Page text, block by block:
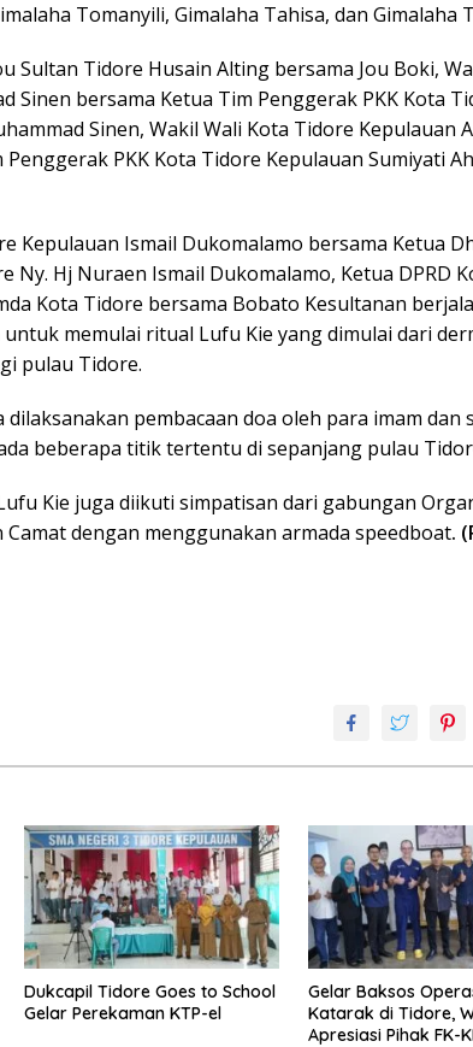
Tomanyili, Gimalaha Tahisa, dan Gimalaha
Sultan Tidore Husain Alting bersama Jou Boki,
Sinen bersama Ketua Tim Penggerak PKK Kota
Sinen, Wakil Wali Kota Tidore Kepulauan
PKK Kota Tidore Kepulauan Sumiyati
Kepulauan Ismail Dukomalamo bersama Ketua
Ny. Hj Nuraen Ismail Dukomalamo, Ketua DPRD
Kota Tidore bersama Bobato Kesultanan
memulai ritual Lufu Kie yang dimulai dari
pulau Tidore.
pembacaan doa oleh para imam dan
beberapa titik tertentu di sepanjang pulau
Kie juga diikuti simpatisan dari gabungan
Camat dengan menggunakan armada speedboat.
Dukcapil Tidore Goes to School
Gelar Perekaman KTP-el
Gelar Baksos
Katarak di Tidore,
Apresiasi Pihak FK-